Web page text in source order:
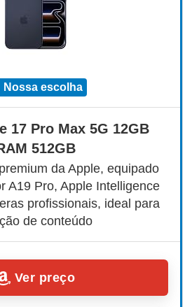
nossa escolha
17 Pro Max 5G 12GB
512GB
da Apple, equipado
A19 Pro, Apple Intelligence
profissionais, ideal para
de conteúdo
Ver preço